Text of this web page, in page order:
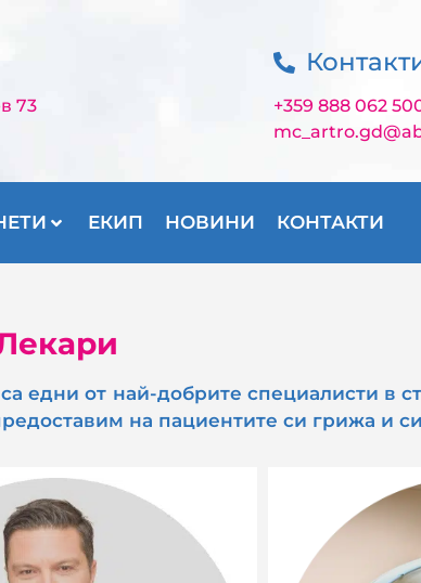
73
+359 888 062
ЕКИП НОВИНИ КОНТАКТИ
едни от най-добрите специалисти в
на пациентите си грижа и